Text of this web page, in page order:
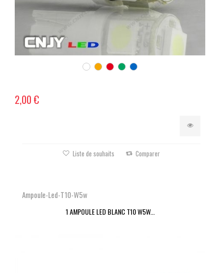
2,00 €
Liste de souhaits Comparer
Ampoule-Led-T10-W5w
1 AMPOULE LED BLANC T10 W5W...